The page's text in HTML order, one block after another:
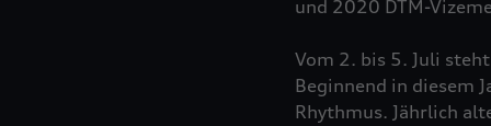
und 2020 DTM-
Vom 2. bis 5. Juli
Beginnend in diesem
Rhythmus. Jährlich